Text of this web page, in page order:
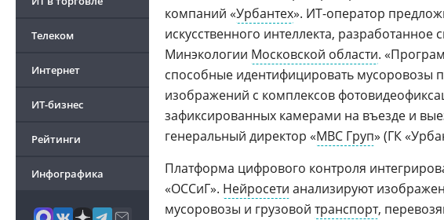
Телеком
Интернет
ИТ-бизнес
Рейтинги
Инфографика
компаний «Урбантех». ИТ-оператор
искусственного интеллекта,
Минэкологии Московской области.
способные идентифицировать мусоровозы
изображений с комплексов
зафиксированных камерами на въезде и
генеральный директор «МВС Груп» (ГК
Платформа цифрового контроля
«ОССиГ». Нейросети анализируют
мусоровозы и грузовой транспорт,